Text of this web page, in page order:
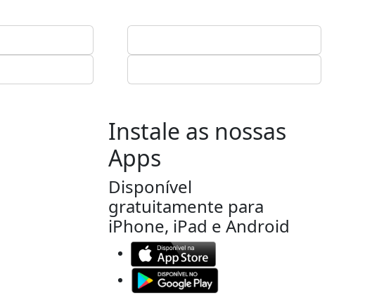
Instale as nossas
Apps
Disponível
gratuitamente para
iPhone, iPad e Android